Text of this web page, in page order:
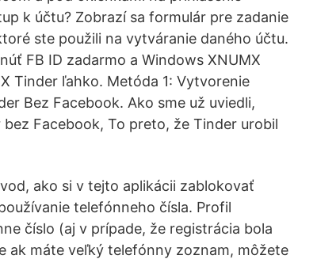
k účtu? Zobrazí sa formulár pre zadanie
ste použili na vytváranie daného účtu.
FB ID zadarmo a Windows XNUMX
Tinder ľahko. Metóda 1: Vytvorenie
Bez Facebook. Ako sme už uviedli,
Facebook, To preto, že Tinder urobil
ako si v tejto aplikácii zablokovať
telefónneho čísla. Profil
číslo (aj v prípade, že registrácia bola
ak máte veľký telefónny zoznam, môžete